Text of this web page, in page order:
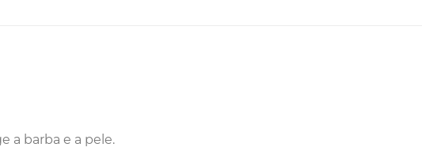
a barba e a pele.